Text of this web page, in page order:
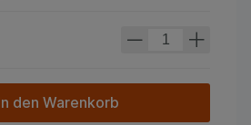
den Warenkorb